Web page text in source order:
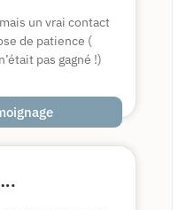
un vrai contact
de patience (
pas gagné !)